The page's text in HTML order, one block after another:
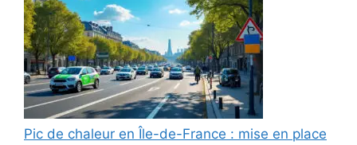
Pic de chaleur en Île-de-France : mise en place